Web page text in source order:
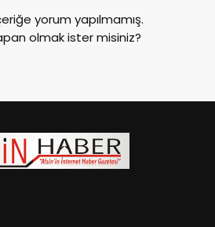
yorum yapılmamış.
olmak ister misiniz?